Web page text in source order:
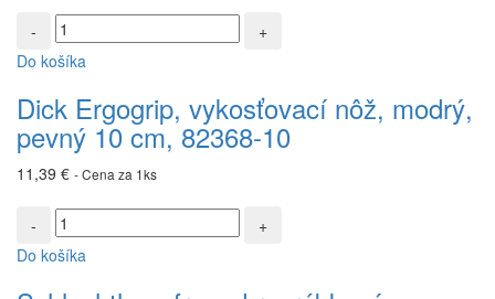
cm
82259-
13
množstvo
Dick
Ergogrip,
nôž,
modrý,
pevný
10
82368-
10
Do košíka
Dick Ergogrip, vykosťovací nôž, modrý,
pevný 10 cm, 82368-10
11,39 € - Cena za 1ks
množstvo
Schlachthausfreund
rozrábkový
Do košíka